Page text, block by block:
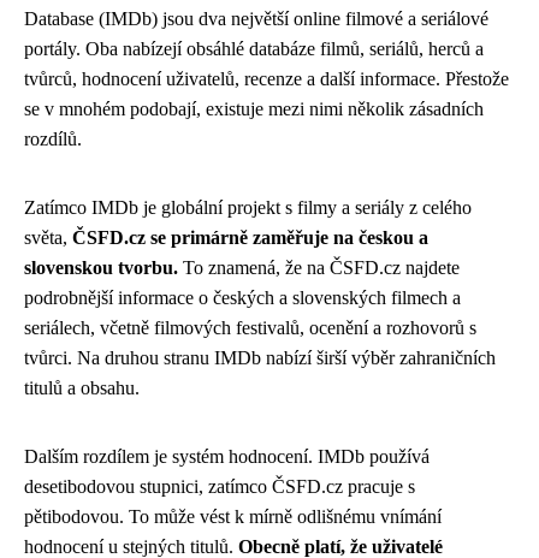
Database (IMDb) jsou dva největší online filmové a seriálové
portály. Oba nabízejí obsáhlé databáze filmů, seriálů, herců a
tvůrců, hodnocení uživatelů, recenze a další informace. Přestože
se v mnohém podobají, existuje mezi nimi několik zásadních
rozdílů.
Zatímco IMDb je globální projekt s filmy a seriály z celého
světa, ČSFD.cz se primárně zaměřuje na českou a
slovenskou tvorbu. To znamená, že na ČSFD.cz najdete
podrobnější informace o českých a slovenských filmech a
seriálech, včetně filmových festivalů, ocenění a rozhovorů s
tvůrci. Na druhou stranu IMDb nabízí širší výběr zahraničních
titulů a obsahu.
Dalším rozdílem je systém hodnocení. IMDb používá
desetibodovou stupnici, zatímco ČSFD.cz pracuje s
pětibodovou. To může vést k mírně odlišnému vnímání
hodnocení u stejných titulů. Obecně platí, že uživatelé